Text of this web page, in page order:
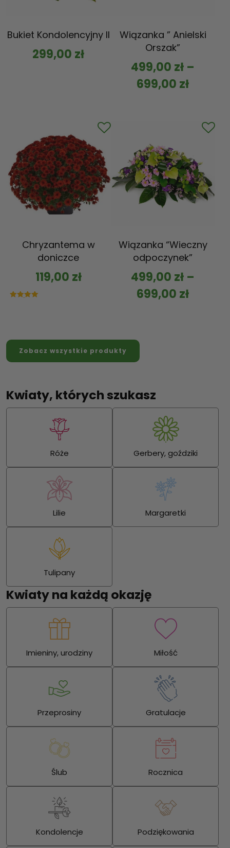
Bukiet Kondolencyjny II
299,00 zł
Wiązanka ” Anielski
Orszak”
499,00 zł –
699,00 zł
Chryzantema w
doniczce
119,00 zł
Wiązanka “Wieczny
odpoczynek”
499,00 zł –
699,00 zł
Zobacz wszystkie produkty
Kwiaty, których szukasz
Róże Gerbery, goździki
Lilie Margaretki
Tulipany
Kwiaty na każdą okazję
Imieniny, urodziny Miłość
Przeprosiny Gratulacje
Ślub Rocznica
Kondolencje Podziękowania